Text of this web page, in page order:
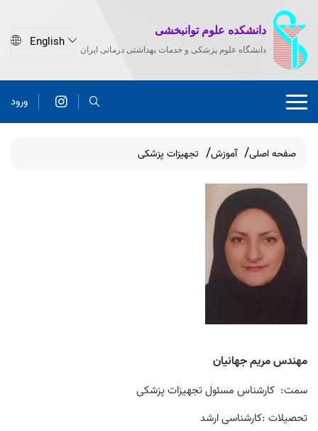
دانشکده علوم توانبخشی
دانشگاه علوم پزشکی و خدمات بهداشتی درمانی ایران
ورود
صفحه اصلی آموزش تجهیزات پزشکی
مهندس مریم جهانیان
سمت: کارشناس مسئول تجهیزات پزشکی
تحصیلات :کارشناسی ارشد